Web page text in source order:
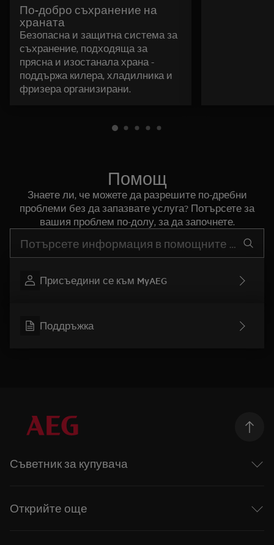
По-добро съхранение на
храната
Безопасна и защитна система за
съхранение, подходяща за
прясна и изостанала храна -
поддържа килера, хладилника и
фризера организирани.
Помощ
Знаете ли, че можете да разрешите по-дребни
проблеми без да запазвате услуга? Потърсете за
вашия проблем по-долу, за да започнете.
Присъедини се към MyAEG
Поддръжка
Съветник за купувача
Перални със сушилня
Сушилни
Открийте още